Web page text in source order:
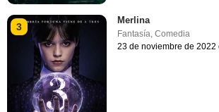
3
Merlina
Fantasía,Comedia
23 de noviembre de 2022